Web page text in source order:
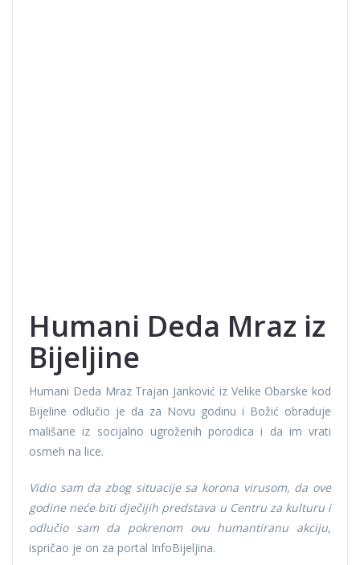
Humani Deda Mraz iz
Bijeljine
Humani Deda Mraz Trajan Janković iz Velike Obarske kod
Bijeline odlučio je da za Novu godinu i Božić obraduje
mališane iz socijalno ugroženih porodica i da im vrati
osmeh na lice.
Vidio sam da zbog situacije sa korona virusom, da ove
godine neće biti dječijih predstava u Centru za kulturu i
odlučio sam da pokrenom ovu humantiranu akciju,
ispričao je on za portal InfoBijeljina.